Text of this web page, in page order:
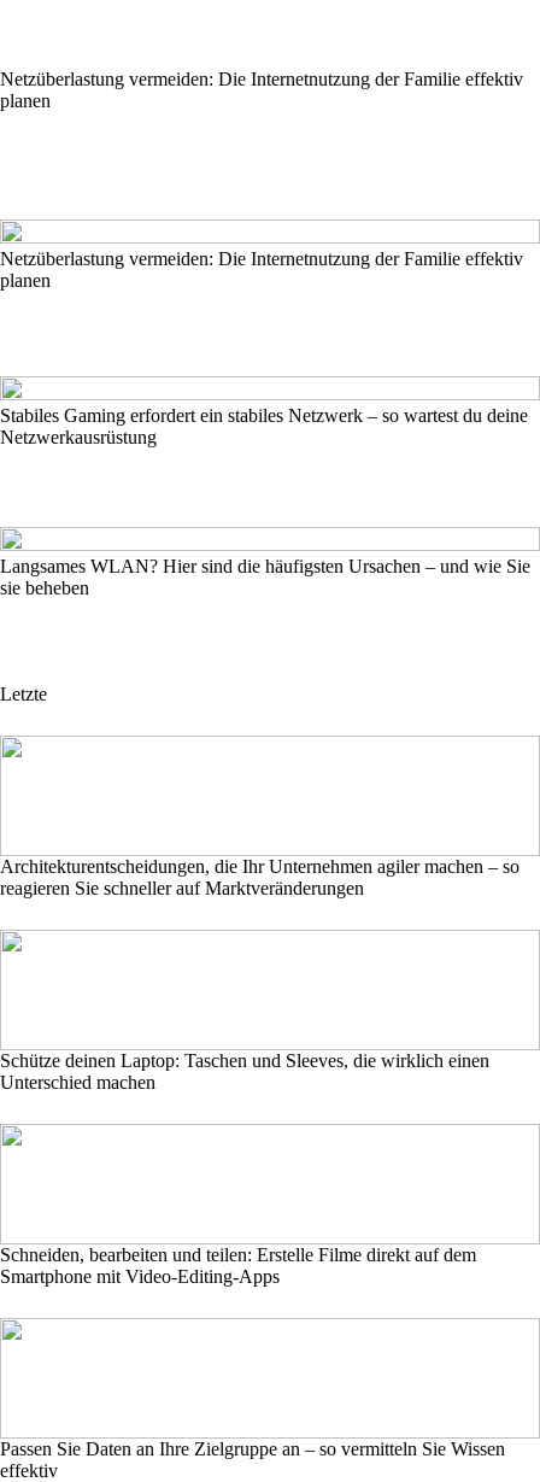
Netzüberlastung vermeiden: Die Internetnutzung der Familie effektiv
planen
Netzüberlastung vermeiden: Die Internetnutzung der Familie effektiv
planen
Stabiles Gaming erfordert ein stabiles Netzwerk – so wartest du deine
Netzwerkausrüstung
Langsames WLAN? Hier sind die häufigsten Ursachen – und wie Sie
sie beheben
Letzte
Architekturentscheidungen, die Ihr Unternehmen agiler machen – so
reagieren Sie schneller auf Marktveränderungen
Schütze deinen Laptop: Taschen und Sleeves, die wirklich einen
Unterschied machen
Schneiden, bearbeiten und teilen: Erstelle Filme direkt auf dem
Smartphone mit Video-Editing-Apps
Passen Sie Daten an Ihre Zielgruppe an – so vermitteln Sie Wissen
effektiv